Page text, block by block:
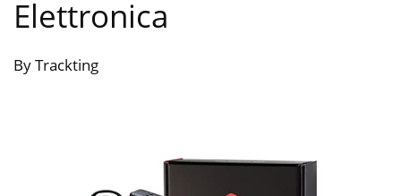
Elettronica
By Trackting